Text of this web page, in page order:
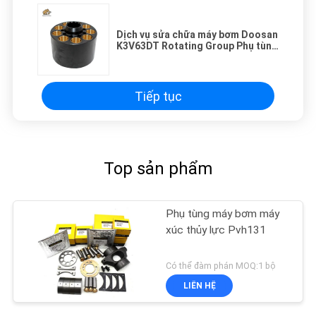
Dịch vụ sửa chữa máy bơm Doosan
K3V63DT Rotating Group Phụ tùng
Tiếp tục
Top sản phẩm
Phụ tùng máy bơm máy
xúc thủy lực Pvh131
Có thể đàm phán MOQ:1 bộ
LIÊN HỆ